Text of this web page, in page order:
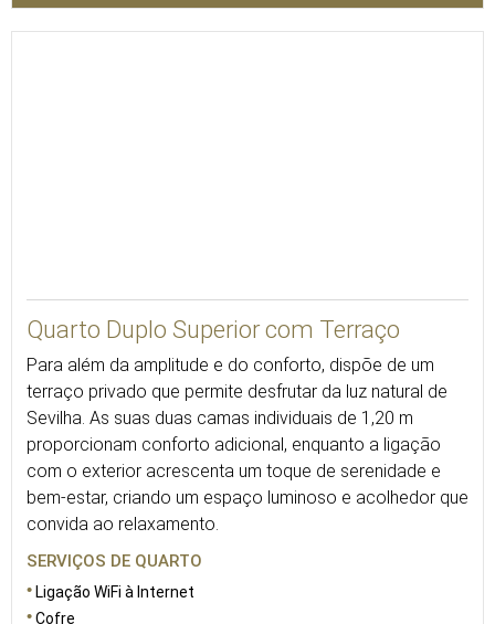
Quarto Duplo Superior com Terraço
Para além da amplitude e do conforto, dispõe de um
terraço privado que permite desfrutar da luz natural de
Sevilha. As suas duas camas individuais de 1,20 m
proporcionam conforto adicional, enquanto a ligação
com o exterior acrescenta um toque de serenidade e
bem-estar, criando um espaço luminoso e acolhedor que
convida ao relaxamento.
SERVIÇOS DE QUARTO
Ligação WiFi à Internet
Cofre